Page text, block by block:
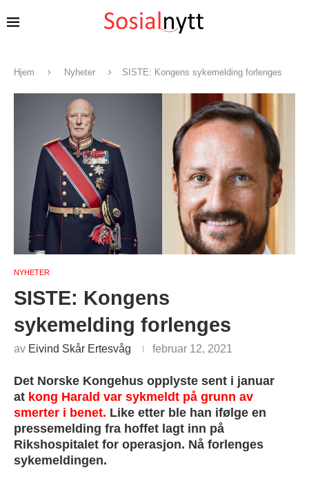
Hjem Nyheter SISTE: Kongens sykemelding forlenges
NYHETER
SISTE: Kongens
sykemelding forlenges
av Eivind Skår Ertesvåg februar 12, 2021
Det Norske Kongehus opplyste sent i januar
at kong Harald var sykmeldt på grunn av
smerter i benet. Like etter ble han ifølge en
pressemelding fra hoffet lagt inn på
Rikshospitalet for operasjon. Nå forlenges
sykemeldingen.